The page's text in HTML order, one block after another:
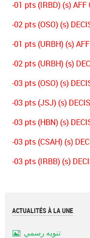
-01 pts (IRBD) (s) AFF
-02 pts (OSO) (s)
-01 pts (URBH) (s)
-02 pts (URBH) (s)
-03 pts (OSO) (s)
-03 pts (JSJ) (s)
-03 pts (HBN) (s)
-03 pts (CSAH) (s)
-03 pts (IRBB) (s)
ACTUALITÉS À LA UNE
تنويه رسمي